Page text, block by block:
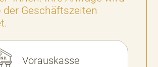
der Geschäftszeiten
Vorauskasse